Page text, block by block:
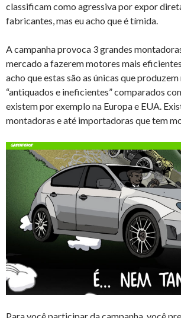
classificam como agressiva por expor
fabricantes, mas eu acho que é tímida.
A campanha provoca 3 grandes
mercado a fazerem motores mais
acho que estas são as únicas que
“antiquados e ineficientes” comparados
existem por exemplo na Europa e EUA.
montadoras e até importadoras que tem